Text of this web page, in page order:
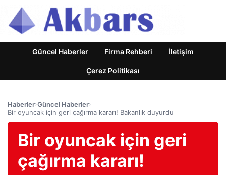
Güncel Haberler Firma Rehberi İletişim
Çerez Politikası
Haberler›Güncel Haberler›
Bir oyuncak için geri çağırma kararı! Bakanlık duyurdu
Bir oyuncak için geri
çağırma kararı!